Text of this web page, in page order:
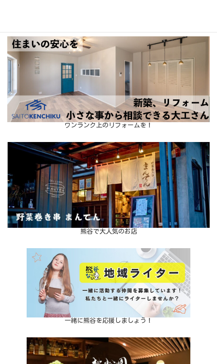
ワンランク上のリフォームを！
熊谷で大人気のお店
一緒に熊谷を応援しましょう！